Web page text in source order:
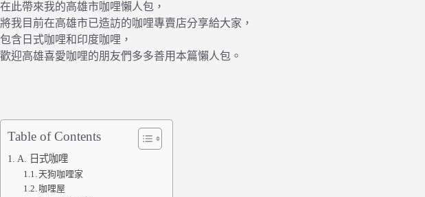
在此帶來我的高雄市咖哩懶人包，
將我目前在高雄市已造訪的咖哩專賣店分享給大家，
包含日式咖哩和印度咖哩，
歡迎高雄喜愛咖哩的朋友們多多善用本篇懶人包。
Table of Contents
A. 日式咖哩
天狗咖哩家
咖哩屋